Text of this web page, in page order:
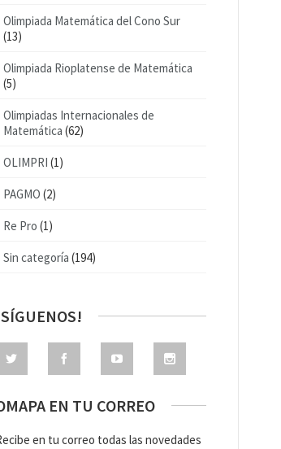
Olimpiada Matemática del Cono Sur
(13)
Olimpiada Rioplatense de Matemática
(5)
Olimpiadas Internacionales de
Matemática (62)
OLIMPRI (1)
PAGMO (2)
Re Pro (1)
Sin categoría (194)
EN TU CORREO
en tu correo todas las novedades